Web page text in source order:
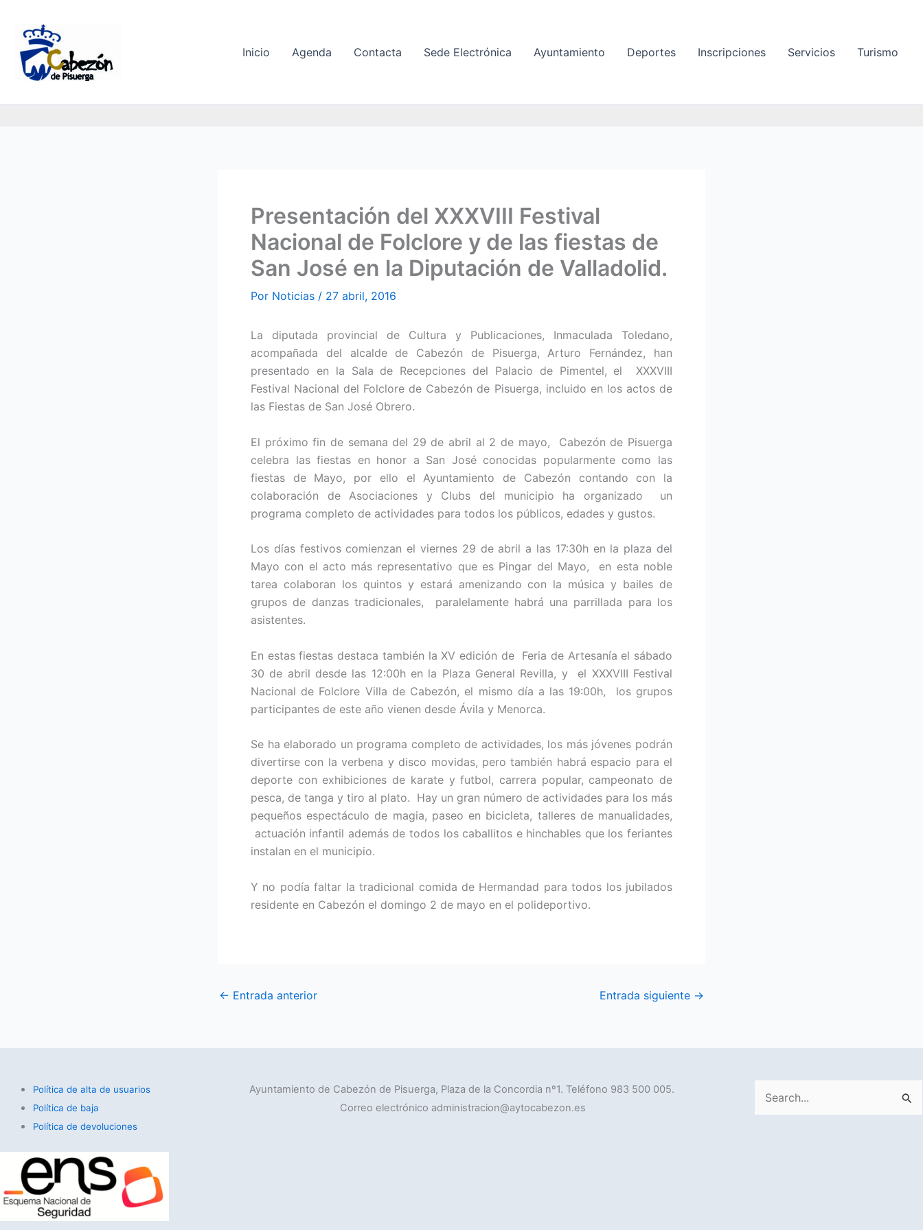
contenido
Inicio Agenda Contacta Sede Electrónica Ayuntamiento Deportes Inscripciones Servicios Turismo
Presentación del XXXVIII Festival
Nacional de Folclore y de las fiestas de
San José en la Diputación de Valladolid.
Por Noticias / 27 abril, 2016
La diputada provincial de Cultura y Publicaciones, Inmaculada Toledano,
acompañada del alcalde de Cabezón de Pisuerga, Arturo Fernández, han
presentado en la Sala de Recepciones del Palacio de Pimentel, el XXXVIII
Festival Nacional del Folclore de Cabezón de Pisuerga, incluido en los actos de
las Fiestas de San José Obrero.
El próximo fin de semana del 29 de abril al 2 de mayo, Cabezón de Pisuerga
celebra las fiestas en honor a San José conocidas popularmente como las
fiestas de Mayo, por ello el Ayuntamiento de Cabezón contando con la
colaboración de Asociaciones y Clubs del municipio ha organizado un
programa completo de actividades para todos los públicos, edades y gustos.
Los días festivos comienzan el viernes 29 de abril a las 17:30h en la plaza del
Mayo con el acto más representativo que es Pingar del Mayo, en esta noble
tarea colaboran los quintos y estará amenizando con la música y bailes de
grupos de danzas tradicionales, paralelamente habrá una parrillada para los
asistentes.
En estas fiestas destaca también la XV edición de Feria de Artesanía el sábado
30 de abril desde las 12:00h en la Plaza General Revilla, y el XXXVIII Festival
Nacional de Folclore Villa de Cabezón, el mismo día a las 19:00h, los grupos
participantes de este año vienen desde Ávila y Menorca.
Se ha elaborado un programa completo de actividades, los más jóvenes podrán
divertirse con la verbena y disco movidas, pero también habrá espacio para el
deporte con exhibiciones de karate y futbol, carrera popular, campeonato de
pesca, de tanga y tiro al plato. Hay un gran número de actividades para los más
pequeños espectáculo de magia, paseo en bicicleta, talleres de manualidades,
actuación infantil además de todos los caballitos e hinchables que los feriantes
instalan en el municipio.
Y no podía faltar la tradicional comida de Hermandad para todos los jubilados
residente en Cabezón el domingo 2 de mayo en el polideportivo.
← Entrada anterior Entrada siguiente →
Política de alta de usuarios
Política de baja
Política de devoluciones
Ayuntamiento de Cabezón de Pisuerga, Plaza de la Concordia nº1. Teléfono 983 500 005.
Correo electrónico administracion@aytocabezon.es
Buscar
por: